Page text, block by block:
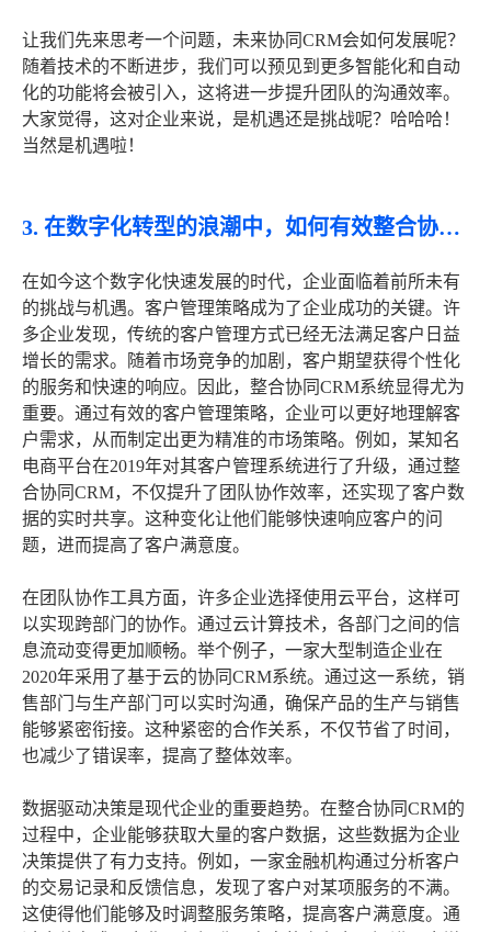
让我们先来思考一个问题，未来协同CRM会如何发展呢？
随着技术的不断进步，我们可以预见到更多智能化和自动
化的功能将会被引入，这将进一步提升团队的沟通效率。
大家觉得，这对企业来说，是机遇还是挑战呢？哈哈哈！
当然是机遇啦！
3. 在数字化转型的浪潮中，如何有效整合协同CRM以提升团队协作与客户管理效率
在如今这个数字化快速发展的时代，企业面临着前所未有
的挑战与机遇。客户管理策略成为了企业成功的关键。许
多企业发现，传统的客户管理方式已经无法满足客户日益
增长的需求。随着市场竞争的加剧，客户期望获得个性化
的服务和快速的响应。因此，整合协同CRM系统显得尤为
重要。通过有效的客户管理策略，企业可以更好地理解客
户需求，从而制定出更为精准的市场策略。例如，某知名
电商平台在2019年对其客户管理系统进行了升级，通过整
合协同CRM，不仅提升了团队协作效率，还实现了客户数
据的实时共享。这种变化让他们能够快速响应客户的问
题，进而提高了客户满意度。
在团队协作工具方面，许多企业选择使用云平台，这样可
以实现跨部门的协作。通过云计算技术，各部门之间的信
息流动变得更加顺畅。举个例子，一家大型制造企业在
2020年采用了基于云的协同CRM系统。通过这一系统，销
售部门与生产部门可以实时沟通，确保产品的生产与销售
能够紧密衔接。这种紧密的合作关系，不仅节省了时间，
也减少了错误率，提高了整体效率。
数据驱动决策是现代企业的重要趋势。在整合协同CRM的
过程中，企业能够获取大量的客户数据，这些数据为企业
决策提供了有力支持。例如，一家金融机构通过分析客户
的交易记录和反馈信息，发现了客户对某项服务的不满。
这使得他们能够及时调整服务策略，提高客户满意度。通